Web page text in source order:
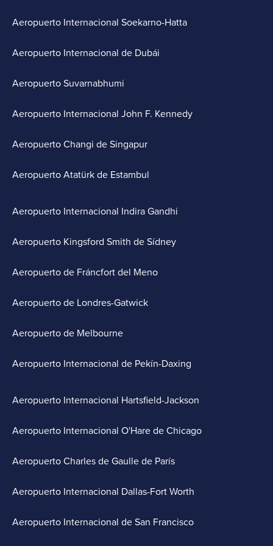
Aeropuerto Internacional Soekarno-Hatta
Aeropuerto Internacional de Dubái
Aeropuerto Suvarnabhumi
Aeropuerto Internacional John F. Kennedy
Aeropuerto Changi de Singapur
Aeropuerto Atatürk de Estambul
Aeropuerto Internacional Indira Gandhi
Aeropuerto Kingsford Smith de Sídney
Aeropuerto de Fráncfort del Meno
Aeropuerto de Londres-Gatwick
Aeropuerto de Melbourne
Aeropuerto Internacional de Pekín-Daxing
Aeropuerto Internacional Hartsfield-Jackson
Aeropuerto Internacional O'Hare de Chicago
Aeropuerto Charles de Gaulle de París
Aeropuerto Internacional Dallas-Fort Worth
Aeropuerto Internacional de San Francisco